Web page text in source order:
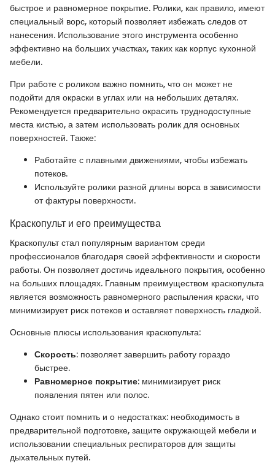
быстрое и равномерное покрытие. Ролики, как правило, имеют
специальный ворс, который позволяет избежать следов от
нанесения. Использование этого инструмента особенно
эффективно на больших участках, таких как корпус кухонной
мебели.
При работе с роликом важно помнить, что он может не
подойти для окраски в углах или на небольших деталях.
Рекомендуется предварительно окрасить труднодоступные
места кистью, а затем использовать ролик для основных
поверхностей. Также:
Работайте с плавными движениями, чтобы избежать
потеков.
Используйте ролики разной длины ворса в зависимости
от фактуры поверхности.
Краскопульт и его преимущества
Краскопульт стал популярным вариантом среди
профессионалов благодаря своей эффективности и скорости
работы. Он позволяет достичь идеального покрытия, особенно
на больших площадях. Главным преимуществом краскопульта
является возможность равномерного распыления краски, что
минимизирует риск потеков и оставляет поверхность гладкой.
Основные плюсы использования краскопульта:
Скорость: позволяет завершить работу гораздо
быстрее.
Равномерное покрытие: минимизирует риск
появления пятен или полос.
Однако стоит помнить и о недостатках: необходимость в
предварительной подготовке, защите окружающей мебели и
использовании специальных респираторов для защиты
дыхательных путей.